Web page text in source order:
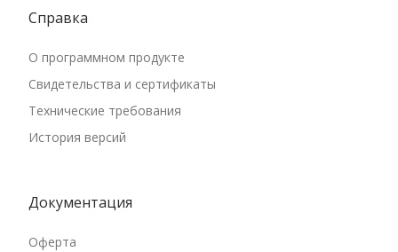
Справка
О программном продукте
Свидетельства и сертификаты
Технические требования
История версий
Документация
Оферта